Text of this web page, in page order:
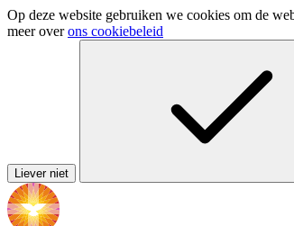
Op deze website gebruiken we cookies om de
meer overons cookiebeleid
Liever niet